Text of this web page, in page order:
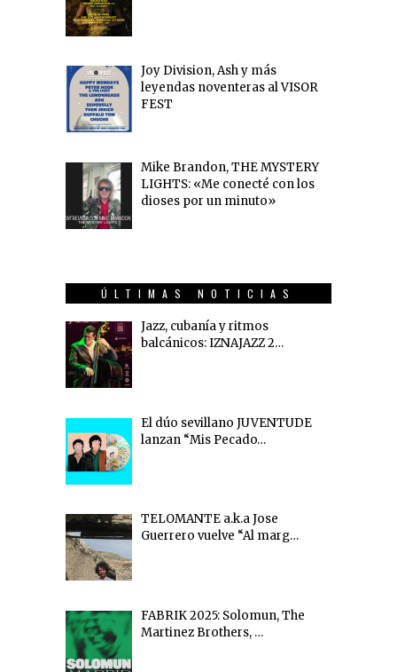
Joy Division, Ash y más
leyendas noventeras al VISOR
FEST
Mike Brandon, THE MYSTERY
LIGHTS: «Me conecté con los
dioses por un minuto»
ÚLTIMAS NOTICIAS
Jazz, cubanía y ritmos
balcánicos: IZNAJAZZ 2…
El dúo sevillano JUVENTUDE
lanzan “Mis Pecado…
TELOMANTE a.k.a Jose
Guerrero vuelve “Al marg…
FABRIK 2025: Solomun, The
Martinez Brothers, …